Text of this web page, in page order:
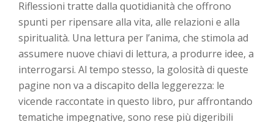
Riflessioni tratte dalla quotidianità che offrono
spunti per ripensare alla vita, alle relazioni e alla
spiritualità. Una lettura per l’anima, che stimola ad
assumere nuove chiavi di lettura, a produrre idee, a
interrogarsi. Al tempo stesso, la golosità di queste
pagine non va a discapito della leggerezza: le
vicende raccontate in questo libro, pur affrontando
tematiche impegnative, sono rese più digeribili